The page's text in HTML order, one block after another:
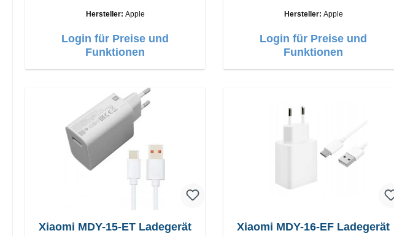
Weiß
Hersteller: Apple
Login für Preise und
Funktionen
Hersteller: Apple
Login für Preise und
Funktionen
Xiaomi MDY-15-ET Ladegerät
Xiaomi MDY-16-EF Ladegerät